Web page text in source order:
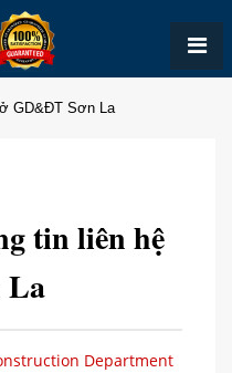
GD&ĐT Sơn La
tin liên hệ
La
Department